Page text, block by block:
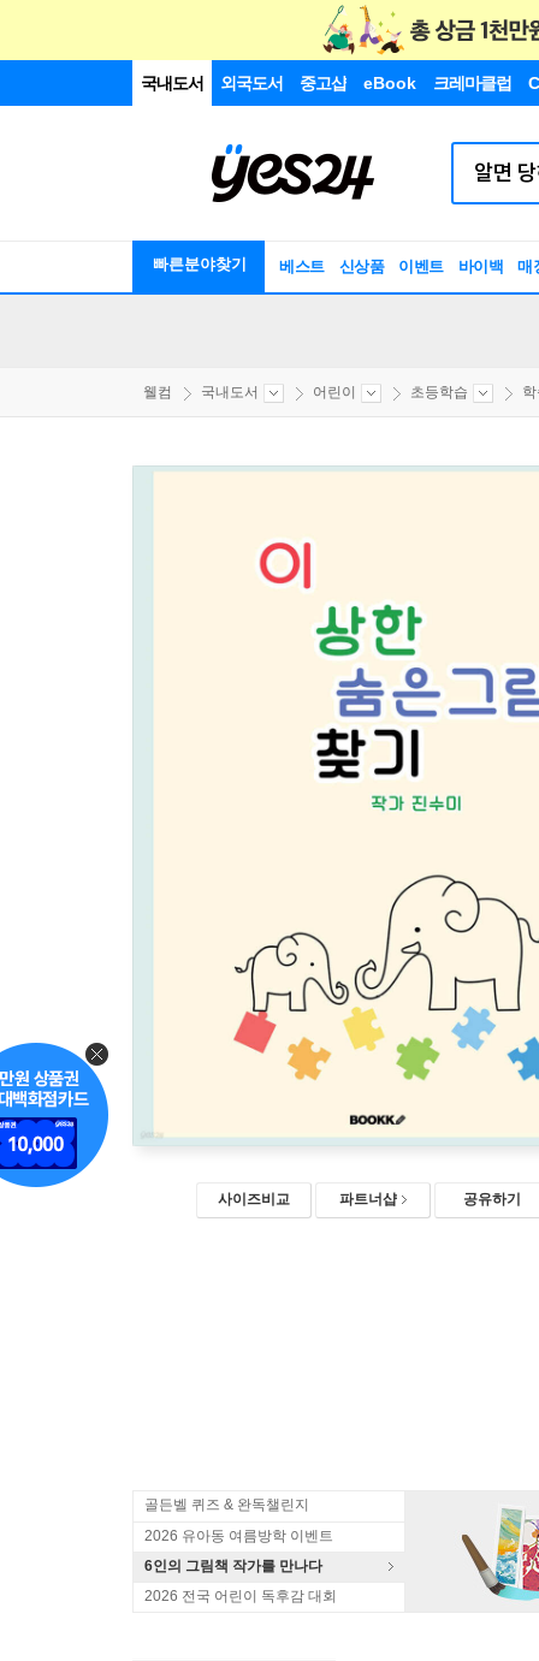
국내도서 외국도서 중고샵 eBook 크레마클럽
빠른분야찾기 베스트 신상품 이벤트 바이백 매
웰컴 국내도서 어린이 초등학습
사이즈비교 파트너샵 공유하기
골든벨 퀴즈 & 완독챌린지
2026 유아동 여름방학 이벤트
6인의 그림책 작가를 만나다
2026 전국 어린이 독후감 대회